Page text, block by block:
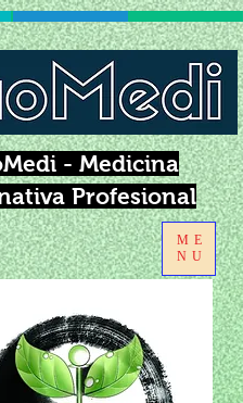
ME
NU
- Medicina
Profesional